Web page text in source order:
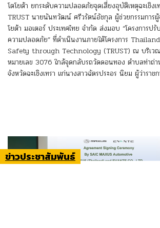
โตโยต้า ยกระดับความปลอดภัยจุดเสี่ยงอุบัติเหตุฉะเชิงเ
TRUST นายนันทวัฒน์ ศรีวรัตน์อัชกุล ผู้ช่วยกรรมการ
โยต้า มอเตอร์ ประเทศไทย จำกัด ส่งมอบ “โครงการป
ความปลอดภัย” ที่ดำเนินงานภายใต้โครงการ
Safety through Technology (TRUST) ณ บริเว
หมายเลข 3076 ใกล้จุดกลับรถวัดดอนทอง ตำบลท่าถ่
จังหวัดฉะเชิงเทรา แก่นางสาวฉัตรประอร นิยม ผู้ว่าราช
ข่าวประชาสัมพันธ์